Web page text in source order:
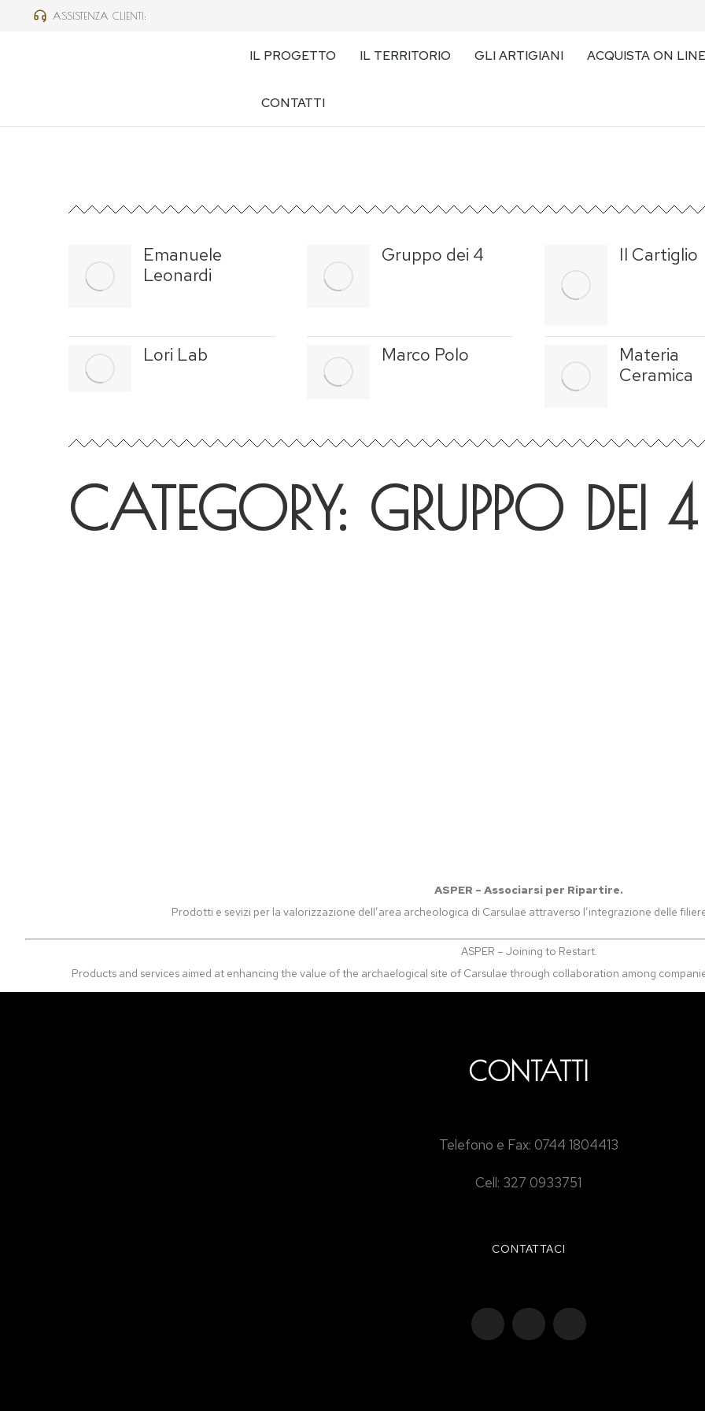
ASSISTENZA CLIENTI:
IL PROGETTO IL TERRITORIO GLI ARTIGIANI ACQUISTA ON LINE
CONTATTI
Emanuele
Leonardi
Gruppo dei 4 Il Cartiglio
Lori Lab Marco Polo
Materia
Ceramica
CATEGORY: GRUPPO DEI 4
ASPER – Associarsi per Ripartire.
Prodotti e sevizi per la valorizzazione dell’area archeologica di Carsulae attraverso l’integrazione delle
ASPER – Joining to Restart.
Products and services aimed at enhancing the value of the archaelogical site of Carsulae through collaboration among
CONTATTI
Telefono e Fax: 0744 1804413
Cell: 327 0933751
CONTATTACI